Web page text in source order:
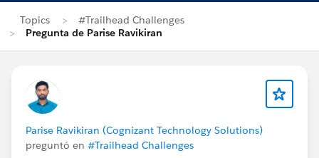
Topics
#Trailhead Challenges
Pregunta de Parise Ravikiran
Parise Ravikiran (Cognizant Technology Solutions)
preguntó en #Trailhead Challenges